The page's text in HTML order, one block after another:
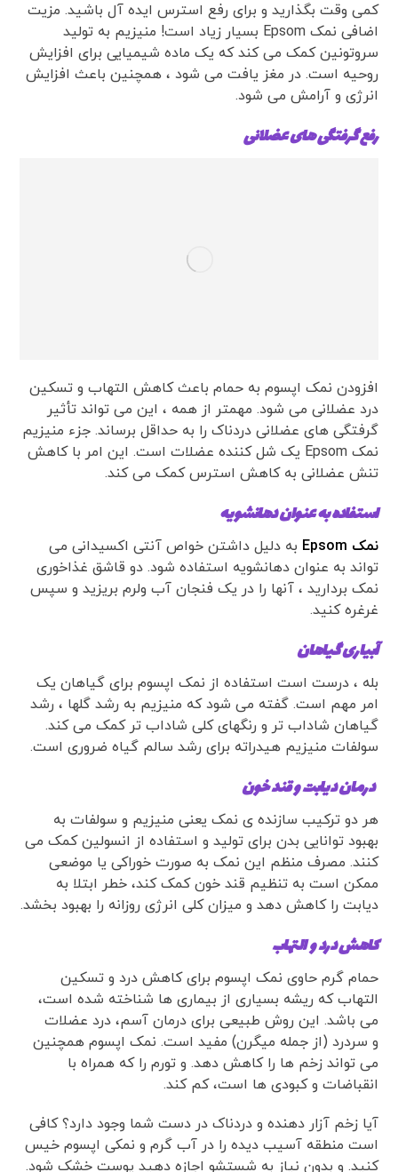
کمی وقت بگذارید و برای رفع استرس ایده آل باشید. مزیت
اضافی نمک Epsom بسیار زیاد است! منیزیم به تولید
سروتونین کمک می کند که یک ماده شیمیایی برای افزایش
روحیه است. در مغز یافت می شود ، همچنین باعث افزایش
انرژی و آرامش می شود.
رفع گرفتگی های عضلانی
افزودن نمک اپسوم به حمام باعث کاهش التهاب و تسکین
درد عضلانی می شود. مهمتر از همه ، این می تواند تأثیر
گرفتگی های عضلانی دردناک را به حداقل برساند. جزء منیزیم
نمک Epsom یک شل کننده عضلات است. این امر با کاهش
تنش عضلانی به کاهش استرس کمک می کند.
استفاده به عنوان دهانشویه
نمک Epsom
به دلیل داشتن خواص آنتی اکسیدانی می
تواند به عنوان دهانشویه استفاده شود. دو قاشق غذاخوری
نمک بردارید ، آنها را در یک فنجان آب ولرم بریزید و سپس
غرغره کنید.
آبیاری گیاهان
بله ، درست است استفاده از نمک اپسوم برای گیاهان یک
امر مهم است. گفته می شود که منیزیم به رشد گلها ، رشد
گیاهان شاداب تر و رنگهای کلی شاداب تر کمک می کند.
سولفات منیزیم هیدراته برای رشد سالم گیاه ضروری است.
درمان دیابت و قند خون
هر دو ترکیب سازنده ی نمک یعنی منیزیم و سولفات به
بهبود توانایی بدن برای تولید و استفاده از انسولین کمک می
کنند. مصرف منظم این نمک به صورت خوراکی یا موضعی
ممکن است به تنظیم قند خون کمک کند، خطر ابتلا به
دیابت را کاهش دهد و میزان کلی انرژی روزانه را بهبود بخشد.
کاهش درد و التهاب
حمام گرم حاوی نمک اپسوم برای کاهش درد و تسکین
التهاب که ریشه بسیاری از بیماری ها شناخته شده است،
می باشد. این روش طبیعی برای درمان آسم، درد عضلات
و سردرد (از جمله میگرن) مفید است. نمک اپسوم همچنین
می تواند زخم ها را کاهش دهد. و تورم را که همراه با
انقباضات و کبودی ها است، کم کند.
آیا زخم آزار دهنده و دردناک در دست شما وجود دارد؟ کافی
است منطقه آسیب دیده را در آب گرم و نمکی اپسوم خیس
کنید. و بدون نیاز به شستشو اجازه دهید پوست خشک شود.